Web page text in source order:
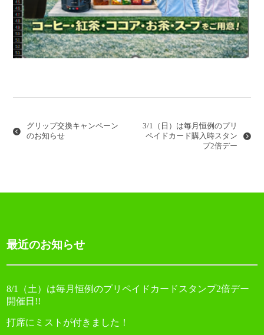
稿
ビ
ン
グリップ交換キャンペーン
のお知らせ
3/1（日）は毎月恒例のプリ
ペイドカード購入時スタン
プ2倍デー
最近のお知らせ
8/1（土）は毎月恒例のプリペイドカードスタンプ2倍デー
開催日!!
打席にミストが付きました！